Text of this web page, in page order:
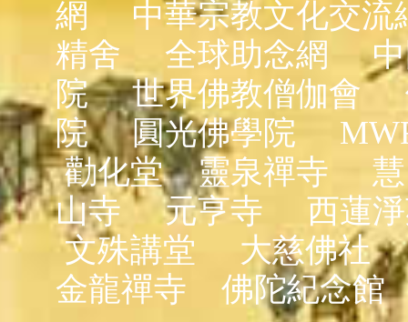
網
中華宗教文化交流
精舍
全球助念網
院
世界佛教僧伽會
院
圓光佛學院
勸化堂
靈泉禪寺
山寺
元亨寺
西蓮
文殊講堂
大慈佛社
金龍禪寺
佛陀紀念館